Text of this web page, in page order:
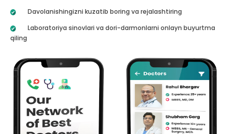
Davolanishingizni kuzatib boring va rejalashtiring
Laboratoriya sinovlari va dori-darmonlarni onlayn buyurtma
qiling